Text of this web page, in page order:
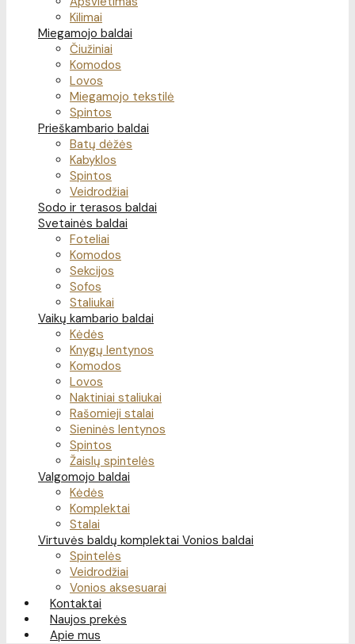
Kilimai
Miegamojo baldai
Čiužiniai
Komodos
Lovos
Miegamojo tekstilė
Spintos
Prieškambario baldai
Batų dėžės
Kabyklos
Spintos
Veidrodžiai
Sodo ir terasos baldai
Svetainės baldai
Foteliai
Komodos
Sekcijos
Sofos
Staliukai
Vaikų kambario baldai
Kėdės
Knygų lentynos
Komodos
Lovos
Naktiniai staliukai
Rašomieji stalai
Sieninės lentynos
Spintos
Žaislų spintelės
Valgomojo baldai
Kėdės
Komplektai
Stalai
Virtuvės baldų komplektai Vonios baldai
Spintelės
Veidrodžiai
Vonios aksesuarai
Kontaktai
Naujos prekės
Apie mus